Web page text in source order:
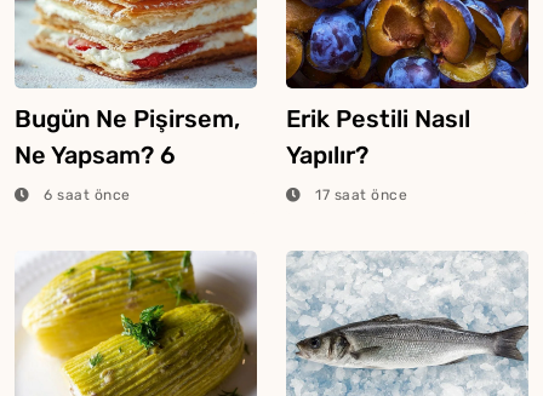
Bugün Ne Pişirsem,
Ne Yapsam? 6
Ağustos 2026
6 saat önce
Erik Pestili Nasıl
Yapılır?
17 saat önce